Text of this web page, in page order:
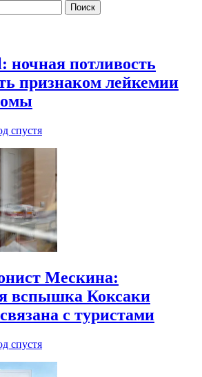
ночная потливость
признаком лейкемии
спустя
Мескина:
вспышка Коксаки
с туристами
спустя